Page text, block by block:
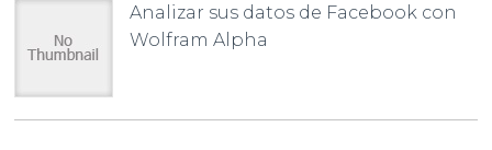
Analizar sus datos de Facebook con
Wolfram Alpha